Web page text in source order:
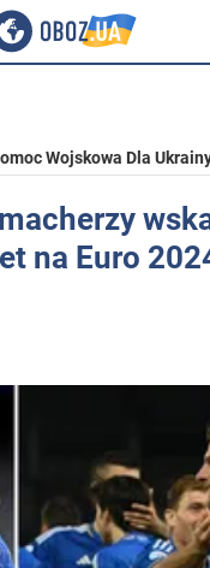
Wojskowa Dla
na Euro